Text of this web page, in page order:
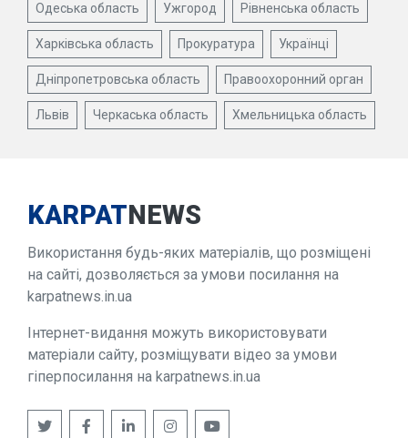
Одеська область Ужгород Рівненська область
Харківська область Прокуратура Українці
Дніпропетровська область Правоохоронний орган
Львів Черкаська область Хмельницька область
KARPATNEWS
Використання будь-яких матеріалів, що розміщені
на сайті, дозволяється за умови посилання на
karpatnews.in.ua
Інтернет-видання можуть використовувати
матеріали сайту, розміщувати відео за умови
гіперпосилання на karpatnews.in.ua